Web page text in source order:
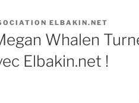
ELBAKIN.NET
Whalen
Elbakin.net !